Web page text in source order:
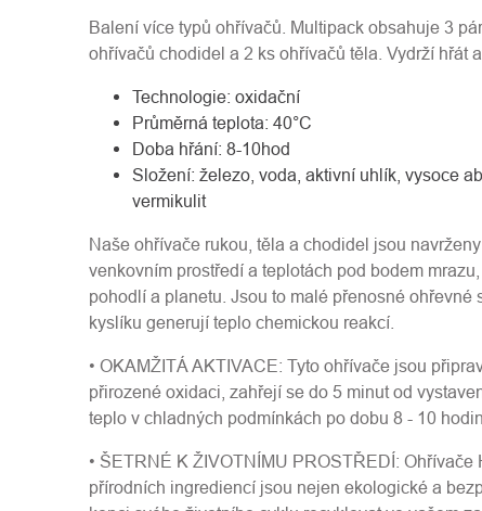
Balení více typů ohřívačů. Multipack obsahuje 3
ohřívačů chodidel a 2 ks ohřívačů těla. Vydrží hřát
Technologie: oxidační
Průměrná teplota: 40°C
Doba hřání: 8-10hod
Složení: železo, voda, aktivní uhlík, vysoce
vermikulit
Naše ohřívače rukou, těla a chodidel jsou
venkovním prostředí a teplotách pod bodem
pohodlí a planetu. Jsou to malé přenosné ohřevné
kyslíku generují teplo chemickou reakcí.
• OKAMŽITÁ AKTIVACE: Tyto ohřívače jsou
přirozené oxidaci, zahřejí se do 5 minut od
teplo v chladných podmínkách po dobu 8 - 10 hodin.
• ŠETRNÉ K ŽIVOTNÍMU PROSTŘEDÍ: Ohřívače
přírodních ingrediencí jsou nejen ekologické a